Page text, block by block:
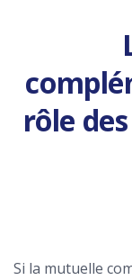
rôle
Si la mutuelle